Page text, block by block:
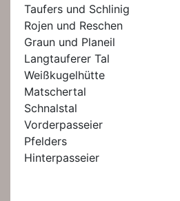
Taufers und Schlinig
Rojen und Reschen
Graun und Planeil
Langtauferer Tal
Weißkugelhütte
Matschertal
Schnalstal
Vorderpasseier
Pfelders
Hinterpasseier